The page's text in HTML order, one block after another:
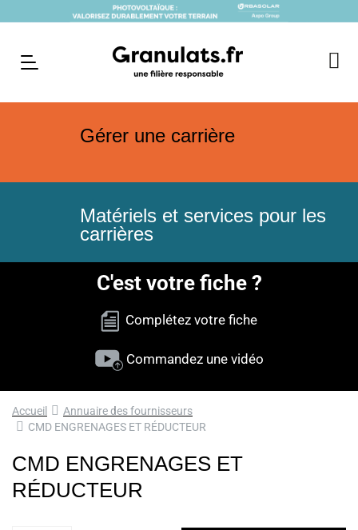
Gérer une carrière
Matériels et services pour les
carrières
C'est votre fiche ?
Complétez votre fiche
Commandez une vidéo
Accueil
Annuaire des fournisseurs
CMD ENGRENAGES ET RÉDUCTEUR
CMD ENGRENAGES ET
RÉDUCTEUR